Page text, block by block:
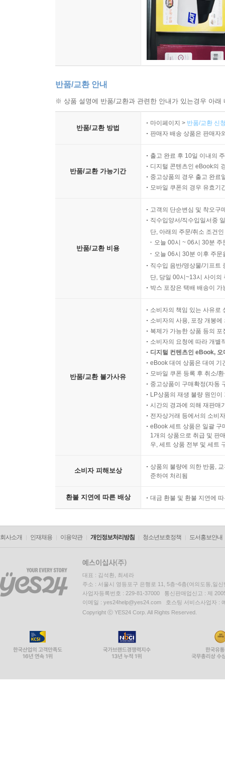
반품/교환 안내
※ 상품 설명에 반품/교환과 관련한 안내가 있는경우 아
반품/교환 방법
마이페이지 > 반품/교환 신
판매자 배송 상품은 판매자
반품/교환 가능기간
출고 완료 후 10일 이내의
디지털 콘텐츠인 eBook의
중고상품의 경우 출고 완료
모바일 쿠폰의 경우 유효기
반품/교환 비용
고객의 단순변심 및 착오구
직수입양서/직수입일서중
단, 아래의 주문/취소 조건
오늘 00시 ~ 06시 30분
오늘 06시 30분 이후 주
직수입 음반/영상물/기프트
단, 당일 00시~13시 사이의
박스 포장은 택배 배송이
반품/교환 불가사유
소비자의 책임 있는 사유로
소비자의 사용, 포장 개봉
복제가 가능한 상품 등의
소비자의 요청에 따라 개별
디지털 컨텐츠인 eBook,
eBook 대여 상품은 대여 기
모바일 쿠폰 등록 후 취소/
중고상품이 구매확정(자동
LP상품의 재생 불량 원인
시간의 경과에 의해 재판매
전자상거래 등에서의 소비
eBook 세트 상품은 일괄 구
1개의 상품으로 취급 및 판
우, 세트 상품 전부 및 세트
소비자 피해보상
상품의 불량에 의한 반품,
준하여 처리됨
환불 지연에 따른 배상 대금 환불 및 환불 지연에
회사소개 인재채용 이용약관 개인정보처리방침 청소년보호정책 도서홍보안내
대표 : 김석환, 최세라
주소 : 서울시 영등포구 은행로 11, 5층~6층(여의도동,일신
사업자등록번호 : 229-81-37000 통신판매업신고 : 제
이메일 : yes24help@yes24.com 호스팅 서비스사업자 :
Copyright ⓒ YES24 Corp. All Rights Reserved.